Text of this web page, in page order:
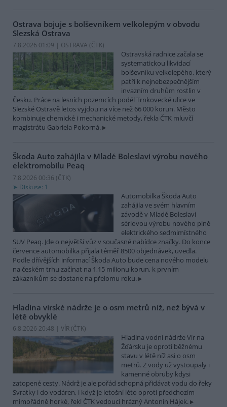
Ostrava bojuje s bolševníkem velkolepým v obvodu
Slezská Ostrava
7.8.2026 01:09 | OSTRAVA (ČTK)
Ostravská radnice začala se
systematickou likvidací
bolševníku velkolepého, který
patří k nejnebezpečnějším
invazním druhům rostlin v
Česku. Práce na lesních pozemcích podél Trnkovecké ulice ve
Slezské Ostravě letos vyjdou na více než 66 000 korun. Město
kombinuje chemické i mechanické metody, řekla ČTK mluvčí
magistrátu Gabriela Pokorná.
Škoda Auto zahájila v Mladé Boleslavi výrobu nového
elektromobilu Peaq
7.8.2026 00:36 (ČTK)
Diskuse: 1
Automobilka Škoda Auto
zahájila ve svém hlavním
závodě v Mladé Boleslavi
sériovou výrobu nového plně
elektrického sedmimístného
SUV Peaq. Jde o největší vůz v současné nabídce značky. Do konce
července automobilka přijala téměř 8500 objednávek, uvedla.
Podle dřívějších informací Škoda Auto bude cena nového modelu
na českém trhu začínat na 1,15 milionu korun, k prvním
zákazníkům se dostane na přelomu roku.
Hladina vírské nádrže je o osm metrů níž, než bývá v
létě obvyklé
6.8.2026 20:48 | VÍR (ČTK)
Hladina vodní nádrže Vír na
Žďársku je oproti běžnému
stavu v létě níž asi o osm
metrů. Z vody už vystoupaly i
kamenné obruby kdysi
zatopené cesty. Nádrž je ale pořád schopná přidávat vodu do řeky
Svratky i do vodáren, i když je letošní léto oproti předchozím
mimořádně horké, řekl ČTK vedoucí hrázný Antonín Hájek.